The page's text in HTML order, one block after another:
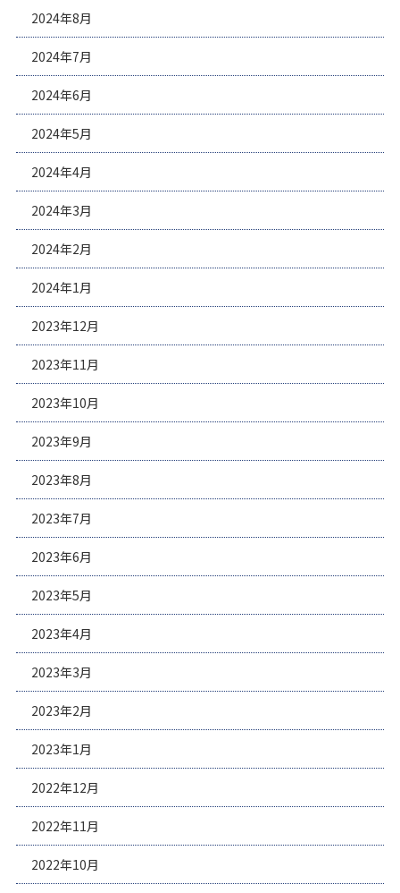
2024年8月
2024年7月
2024年6月
2024年5月
2024年4月
2024年3月
2024年2月
2024年1月
2023年12月
2023年11月
2023年10月
2023年9月
2023年8月
2023年7月
2023年6月
2023年5月
2023年4月
2023年3月
2023年2月
2023年1月
2022年12月
2022年11月
2022年10月